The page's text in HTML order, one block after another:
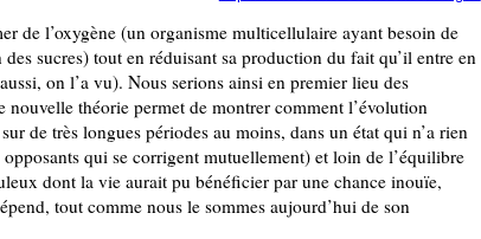
de l’oxygène (un organisme multicellulaire ayant besoin de
sucres) tout en réduisant sa production du fait qu’il entre en
on l’a vu). Nous serions ainsi en premier lieu des
théorie permet de montrer comment l’évolution
de très longues périodes au moins, dans un état qui n’a rien
qui se corrigent mutuellement) et loin de l’équilibre
dont la vie aurait pu bénéficier par une chance inouïe,
tout comme nous le sommes aujourd’hui de son